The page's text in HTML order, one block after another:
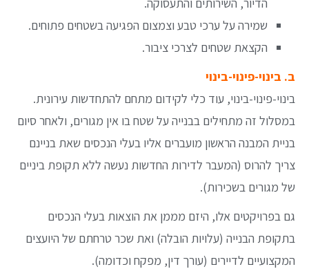
שמירה על ערכי טבע וצמצום הפגיעה בשטחים פתוחים.
הקצאת שטחים לצרכי ציבור.
ב. בינוי-פינוי-בינוי
בינוי-פינוי-בינוי, עוד כלי לקידום מתחם להתחדשות עירונית.
במסלול זה מתחילים בבנייה על שטח בו אין מגורים, ולאחר סיום
בניית המבנה הראשון מועברים אליו בעלי הנכסים שאת בניינם
צריך להרוס (המעבר לדירות החדשות נעשה ללא תקופת ביניים
של מגורים בשכירות).
גם בפרויקטים אלו, היזם מממן את הוצאות בעלי הנכסים
בתקופת הבנייה (עלויות הובלה) ואת שכר טרחתם של היועצים
המקצועיים לדיירים (עורך דין, מפקח וכדומה).